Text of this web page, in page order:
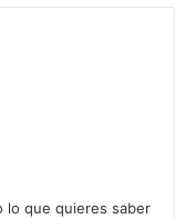
lo que quieres saber